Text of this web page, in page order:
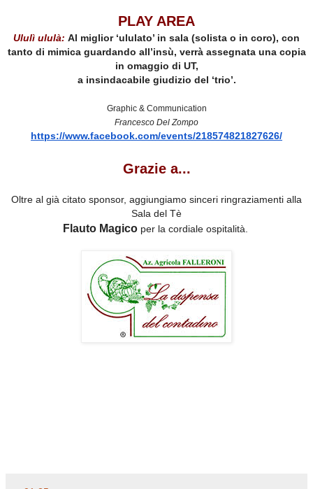
PLAY AREA
Ululì ululà: Al miglior ‘ululato’ in sala (solista o in coro), con
tanto di mimica guardando all’insù, verrà assegnata una copia
in omaggio di UT,
a insindacabile giudizio del ‘trio’.
Graphic & Communication
Francesco Del Zompo
https://www.facebook.com/events/218574821827626/
Grazie a...
Oltre al già citato sponsor, aggiungiamo sinceri ringraziamenti alla
Sala del Tè
Flauto Magico per la cordiale ospitalità.